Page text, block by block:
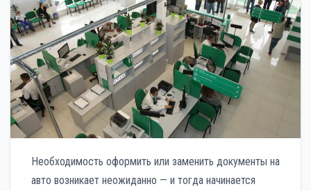
Необходимость оформить или заменить документы на
авто возникает неожиданно — и тогда начинается